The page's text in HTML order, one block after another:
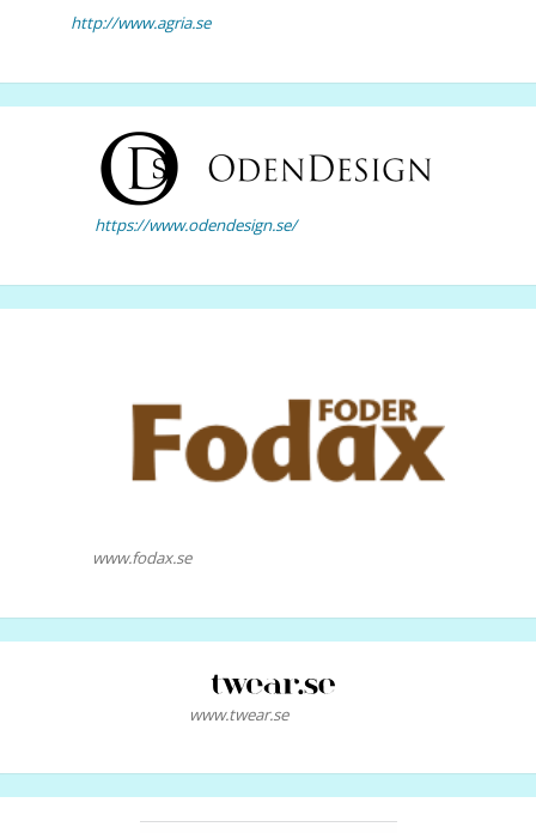
http://www.agria.se
https://www.odendesign.se/
www.fodax.se
www.twear.se